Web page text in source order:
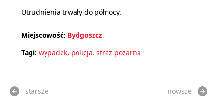
Utrudnienia trwały do północy.
Miejscowość: Bydgoszcz
Tagi: wypadek, policja, straż pożarna
starsze nowsze